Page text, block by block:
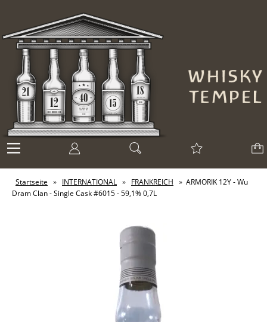
Startseite » INTERNATIONAL » FRANKREICH » ARMORIK 12Y - Wu
Dram Clan - Single Cask #6015 - 59,1% 0,7L